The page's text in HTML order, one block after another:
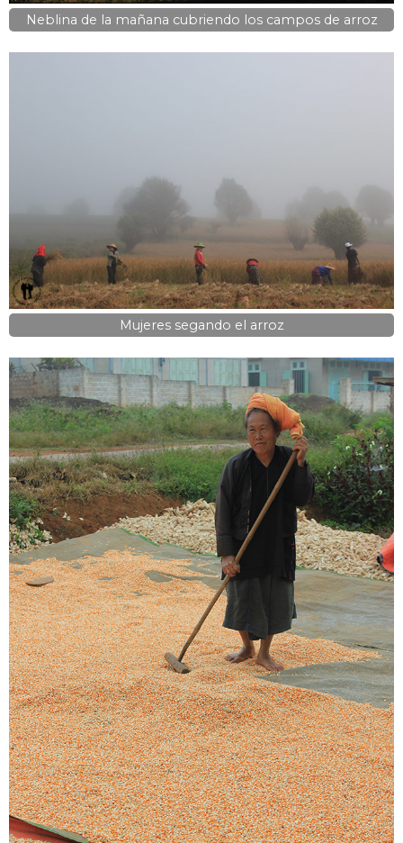
Neblina de la mañana cubriendo los campos de arroz
Mujeres segando el arroz